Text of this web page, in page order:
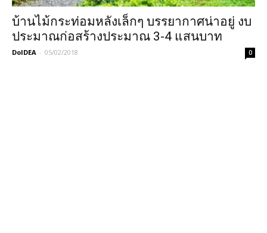
บ้านไม้กระท่อมหลังเล็กๆ บรรยากาศน่าอยู่ งบ
ประมาณก่อสร้างประมาณ 3-4 แสนบาท
DoIDEA - 05/02/2018 0